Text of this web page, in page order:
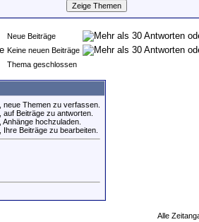
Neue Beiträge
Keine neuen Beiträge
Thema geschlossen
, neue Themen zu verfassen.
, auf Beiträge zu antworten.
, Anhänge hochzuladen.
, Ihre Beiträge zu bearbeiten.
Alle